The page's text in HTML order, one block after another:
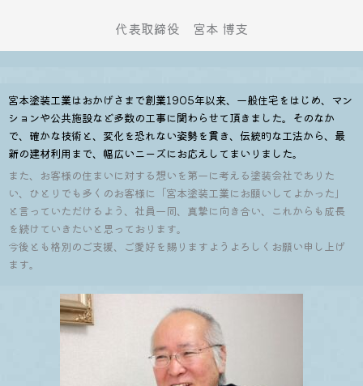
代表取締役 宮本 博支
宮本塗装工業はおかげさまで創業1905年以来、一般住宅をはじめ、マン
ションや公共施設など多数の工事に関わらせて頂きました。そのなか
で、確かな技術と、変化を恐れない姿勢を貫き、伝統的な工法から、最
新の建材利用まで、幅広いニーズにお応えしてまいりました。
また、お客様の住まいに対する想いを第一に考える塗装会社でありた
い、ひとりでも多くのお客様に「宮本塗装工業にお願いしてよかった」
と言っていただけるよう、社員一同、真摯に向き合い、これからも成長
を続けていきたいと思っております。
今後とも格別のご支援、ご愛好を賜りますようよろしくお願い申し上げ
ます。